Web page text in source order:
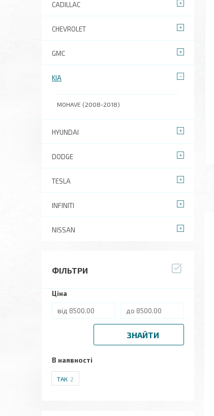
CADILLAC
CHEVROLET
GMC
KIA
MOHAVE (2008-2018)
HYUNDAI
DODGE
TESLA
INFINITI
NISSAN
ФІЛЬТРИ
Ціна
ЗНАЙТИ
В наявності
ТАК 2